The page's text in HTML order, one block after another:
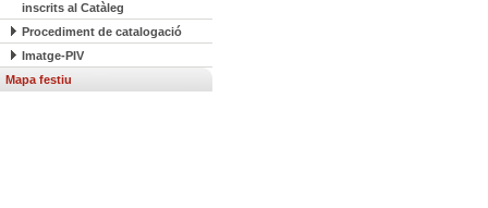
inscrits al Catàleg
Procediment de catalogació
Imatge-PIV
Mapa festiu